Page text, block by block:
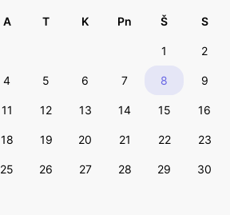
A T K Pn Š S
1 2
4 5 6 7 8 9
11 12 13 14 15 16
18 19 20 21 22 23
25 26 27 28 29 30